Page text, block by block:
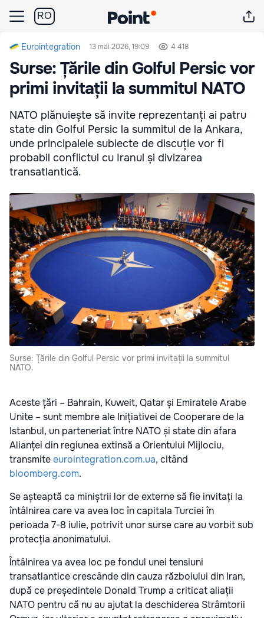
RO
Eurointegration 13 mai 2026, 19:09 4 418
Surse: Țările din Golful Persic vor
primi invitații la summitul NATO
NATO plănuiește să invite reprezentanți ai patru
state din Golful Persic la summitul de la Ankara,
unde principalele subiecte de discuție vor fi
probabil conflictul cu Iranul și divizarea
transatlantică.
Surse: Țările din Golful Persic vor primi invitații la summitul
NATO.
Aceste țări – Bahrain, Kuweit, Qatar și Emiratele Arabe
Unite – sunt membre ale Inițiativei de Cooperare de la
Istanbul, un parteneriat între NATO și state din afara
Alianței din regiunea extinsă a Orientului Mijlociu,
transmiteeurointegration.com.ua, citând
bloomberg.com.
Se așteaptă ca miniștrii lor de externe să fie invitați la
întâlnirea care va avea loc în capitala Turciei în
perioada 7-8 iulie, potrivit unor surse care au vorbit sub
protecția anonimatului.
Întâlnirea va avea loc pe fondul unei tensiuni
transatlantice crescânde din cauza războiului din Iran,
după ce președintele Donald Trump a criticat aliații
NATO pentru că nu au ajutat la deschiderea Strâmtorii